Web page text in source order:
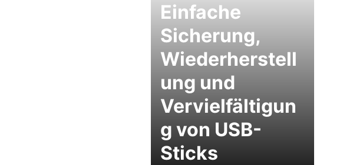
Einfache
Sicherung,
Wiederherstell
ung und
Vervielfältigun
g von USB-
Sticks